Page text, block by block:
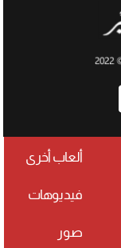
ألعاب أخرى
فيديوهات
صور